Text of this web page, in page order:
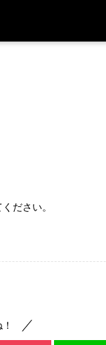
ださい。